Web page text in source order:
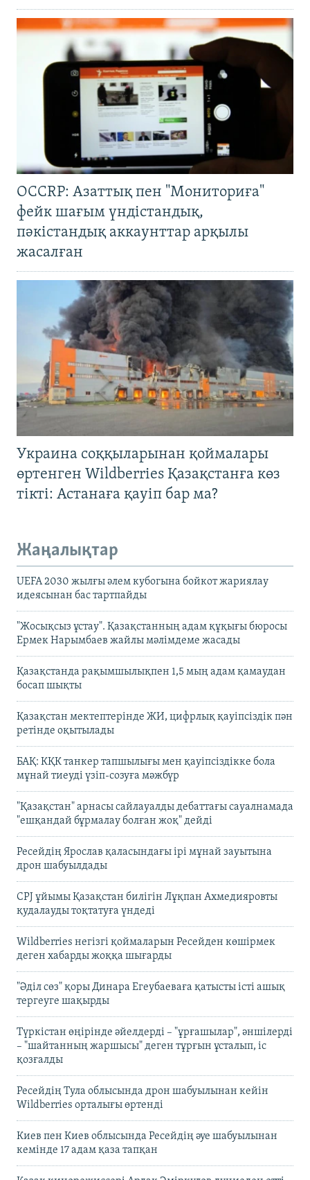
OCCRP: Азаттық пен "Мониториға"
фейк шағым үндістандық,
пәкістандық аккаунттар арқылы
жасалған
Украина соққыларынан қоймалары
өртенген Wildberries Қазақстанға көз
тікті: Астанаға қауіп бар ма?
Жаңалықтар
UEFA 2030 жылғы әлем кубогына бойкот жариялау
идеясынан бас тартпайды
"Жосықсыз ұстау". Қазақстанның адам құқығы бюросы
Ермек Нарымбаев жайлы мәлімдеме жасады
Қазақстанда рақымшылықпен 1,5 мың адам қамаудан
босап шықты
Қазақстан мектептерінде ЖИ, цифрлық қауіпсіздік пән
ретінде оқытылады
БАҚ: КҚК танкер тапшылығы мен қауіпсіздікке бола
мұнай тиеуді үзіп-созуға мәжбүр
"Қазақстан" арнасы сайлауалды дебаттағы сауалнамада
"ешқандай бұрмалау болған жоқ" дейді
Ресейдің Ярослав қаласындағы ірі мұнай зауытына
дрон шабуылдады
CPJ ұйымы Қазақстан билігін Лұқпан Ахмедияровты
қудалауды тоқтатуға үндеді
Wildberries негізгі қоймаларын Ресейден көшірмек
деген хабарды жоққа шығарды
"Әділ сөз" қоры Динара Егеубаеваға қатысты істі ашық
тергеуге шақырды
Түркістан өңірінде әйелдерді – "ұрғашылар", әншілерді
– "шайтанның жаршысы" деген тұрғын ұсталып, іс
қозғалды
Ресейдің Тула облысында дрон шабуылынан кейін
Wildberries орталығы өртенді
Киев пен Киев облысында Ресейдің әуе шабуылынан
кемінде 17 адам қаза тапқан